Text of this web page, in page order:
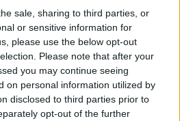
sale, sharing to third parties, or
or sensitive information for
please use the below opt-out
Please note that after your
you may continue seeing
on personal information utilized by
disclosed to third parties prior to
opt-out of the further